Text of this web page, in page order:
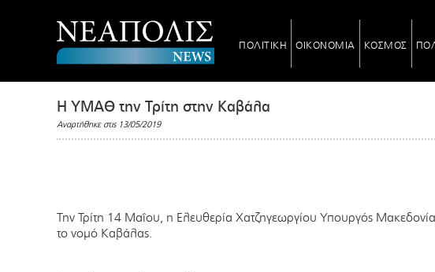
ΠΟΛΙΤΙΚΗ ΟΙΚΟΝΟΜΙΑ ΚΟΣΜΟΣ
Η ΥΜΑΘ την Τρίτη στην Καβάλα
Αναρτήθηκε στις 13/05/2019
Την Τρίτη 14 Μαΐου, η Ελευθερία Χατζηγεωργίου Υπουργός
το νομό Καβάλας.